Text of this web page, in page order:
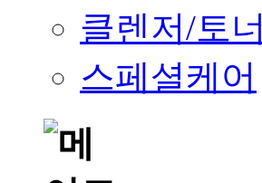
클렌저/토너
스페셜케어